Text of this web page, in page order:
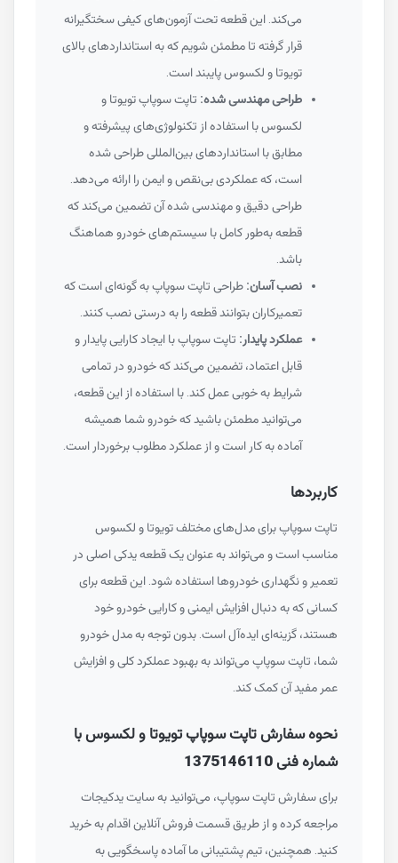
می‌کند. این قطعه تحت آزمون‌های کیفی سختگیرانه
قرار گرفته تا مطمئن شویم که به استانداردهای بالای
تویوتا و لکسوس پایبند است.
طراحی مهندسی شده:تاپت سوپاپ تویوتا و
لکسوس با استفاده از تکنولوژی‌های پیشرفته و
مطابق با استانداردهای بین‌المللی طراحی شده
است، که عملکردی بی‌نقص و ایمن را ارائه می‌دهد.
طراحی دقیق و مهندسی شده آن تضمین می‌کند که
قطعه به‌طور کامل با سیستم‌های خودرو هماهنگ
باشد.
نصب آسان:طراحی تاپت سوپاپ به گونه‌ای است که
تعمیرکاران بتوانند قطعه را به درستی نصب کنند.
عملکرد پایدار:تاپت سوپاپ با ایجاد کارایی پایدار و
قابل اعتماد، تضمین می‌کند که خودرو در تمامی
شرایط به خوبی عمل کند. با استفاده از این قطعه،
می‌توانید مطمئن باشید که خودرو شما همیشه
آماده به کار است و از عملکرد مطلوب برخوردار است.
کاربردها
تاپت سوپاپ برای مدل‌های مختلف تویوتا و لکسوس
مناسب است و می‌تواند به عنوان یک قطعه یدکی اصلی در
تعمیر و نگهداری خودروها استفاده شود. این قطعه برای
کسانی که به دنبال افزایش ایمنی و کارایی خودرو خود
هستند، گزینه‌ای ایده‌آل است. بدون توجه به مدل خودرو
شما، تاپت سوپاپ می‌تواند به بهبود عملکرد کلی و افزایش
عمر مفید آن کمک کند.
نحوه سفارش تاپت سوپاپ تویوتا و لکسوس با
شماره فنی 1375146110
برای سفارش تاپت سوپاپ، می‌توانید به سایت یدکیجات
مراجعه کرده و از طریق قسمت فروش آنلاین اقدام به خرید
کنید. همچنین، تیم پشتیبانی ما آماده پاسخگویی به